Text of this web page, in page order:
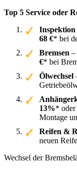
Top 5 Service oder
Inspektion
68 €* bei
Bremsen –
€* bei
Ölwechsel
13%* oder
Montage
Reifen &
neuen
Wechsel der